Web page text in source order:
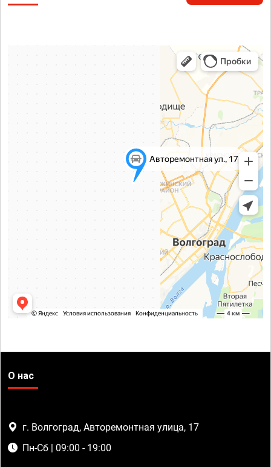
О нас
г. Волгоград, Авторемонтная улица, 17
Пн-Сб | 09:00 - 19:00